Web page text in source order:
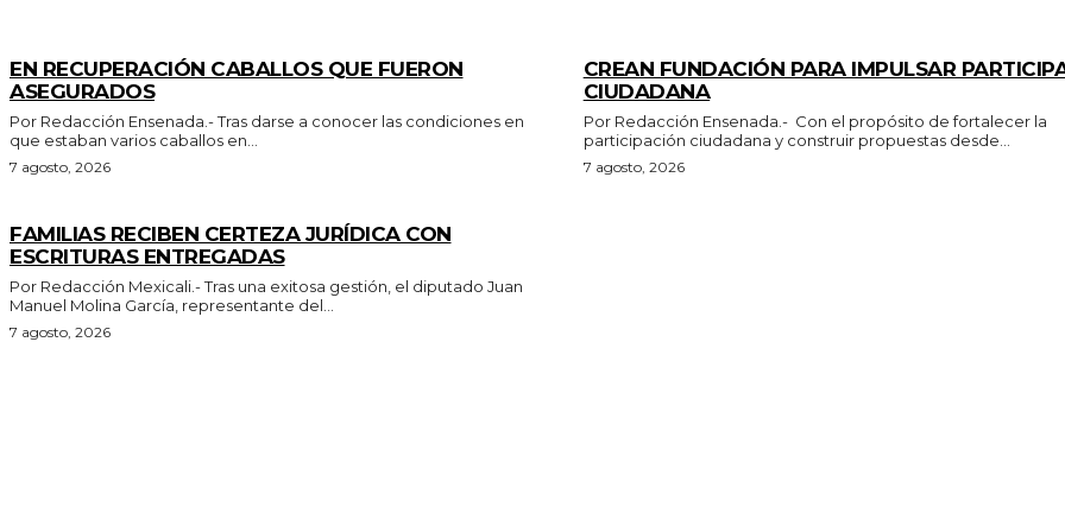
EN RECUPERACIÓN CABALLOS QUE FUERON
ASEGURADOS
Por Redacción Ensenada.- Tras darse a conocer las condiciones en
que estaban varios caballos en...
7 agosto, 2026
CREAN FUNDACIÓN PARA IMPULSAR
CIUDADANA
Por Redacción Ensenada.- Con el propósito de fortalecer la
participación ciudadana y construir propuestas desde...
7 agosto, 2026
FAMILIAS RECIBEN CERTEZA JURÍDICA CON
ESCRITURAS ENTREGADAS
Por Redacción Mexicali.- Tras una exitosa gestión, el diputado Juan
Manuel Molina García, representante del...
7 agosto, 2026